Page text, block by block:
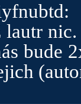
bude